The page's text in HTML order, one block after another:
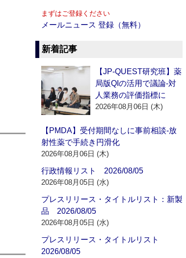
まずはご登録ください
メールニュース 登録（無料）
新着記事
【JP-QUEST研究班】薬
局版QIの活用で議論‐対
人業務の評価指標に
2026年08月06日 (木)
【PMDA】受付期間なしに事前相談‐放
射性薬で手続き円滑化
2026年08月06日 (木)
行政情報リスト 2026/08/05
2026年08月05日 (水)
プレスリリース・タイトルリスト：新製
品 2026/08/05
2026年08月05日 (水)
プレスリリース・タイトルリスト
2026/08/05